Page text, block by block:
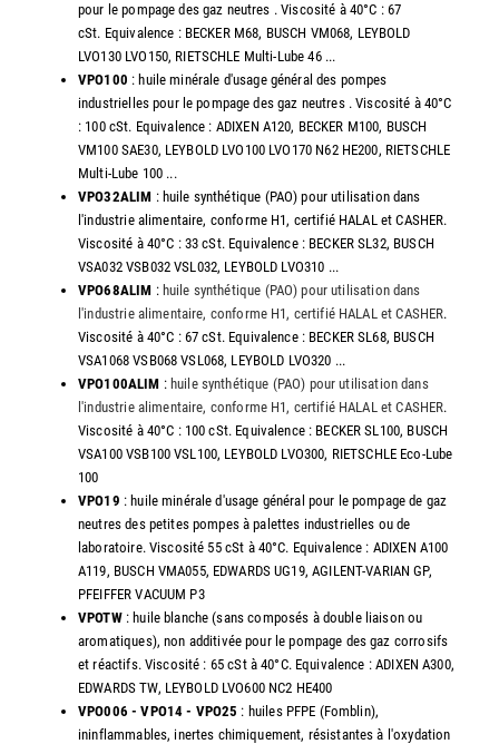
pour le pompage des gaz neutres . Viscosité à 40°C : 67
cSt. Equivalence : BECKER M68, BUSCH VM068, LEYBOLD
LVO130 LVO150, RIETSCHLE Multi-Lube 46 ...
VPO100 : huile minérale d'usage général des pompes
industrielles pour le pompage des gaz neutres . Viscosité à 40°C
: 100 cSt. Equivalence : ADIXEN A120, BECKER M100, BUSCH
VM100 SAE30, LEYBOLD LVO100 LVO170 N62 HE200, RIETSCHLE
Multi-Lube 100 ...
VPO32ALIM : huile synthétique (PAO) pour utilisation dans
l'industrie alimentaire, conforme H1, certifié HALAL et CASHER.
Viscosité à 40°C : 33 cSt. Equivalence : BECKER SL32, BUSCH
VSA032 VSB032 VSL032, LEYBOLD LVO310 ...
VPO68ALIM : huile synthétique (PAO) pour utilisation dans
l'industrie alimentaire, conforme H1, certifié HALAL et CASHER.
Viscosité à 40°C : 67 cSt. Equivalence : BECKER SL68, BUSCH
VSA1068 VSB068 VSL068, LEYBOLD LVO320 ...
VPO100ALIM : huile synthétique (PAO) pour utilisation dans
l'industrie alimentaire, conforme H1, certifié HALAL et CASHER.
Viscosité à 40°C : 100 cSt. Equivalence : BECKER SL100, BUSCH
VSA100 VSB100 VSL100, LEYBOLD LVO300, RIETSCHLE Eco-Lube
100
VPO19 : huile minérale d'usage général pour le pompage de gaz
neutres des petites pompes à palettes industrielles ou de
laboratoire. Viscosité 55 cSt à 40°C. Equivalence : ADIXEN A100
A119, BUSCH VMA055, EDWARDS UG19, AGILENT-VARIAN GP,
PFEIFFER VACUUM P3
VPOTW: huile blanche (sans composés à double liaison ou
aromatiques), non additivée pour le pompage des gaz corrosifs
et réactifs. Viscosité : 65 cSt à 40°C. Equivalence : ADIXEN A300,
EDWARDS TW, LEYBOLD LVO600 NC2 HE400
VPO006 - VPO14 - VPO25 : huiles PFPE (Fomblin),
ininflammables, inertes chimiquement, résistantes à l'oxydation